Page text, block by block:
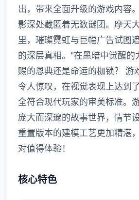
出，带来全面升级的游戏内容
影深处藏匿着无数谜团。摩天
里，璀璨霓虹与巨幅广告试图
的深层真相。"在黑暗中觉醒的
赐的恩典还是命运的枷锁？ 游
令人惊叹，在视觉表现上达到
全符合现代玩家的审美标准。
庞大而深邃的故事世界，情节
重置版本的建模工艺更加精湛
对值得体验！
核心特色